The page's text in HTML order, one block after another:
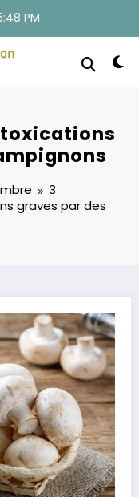
PM
3
graves par des